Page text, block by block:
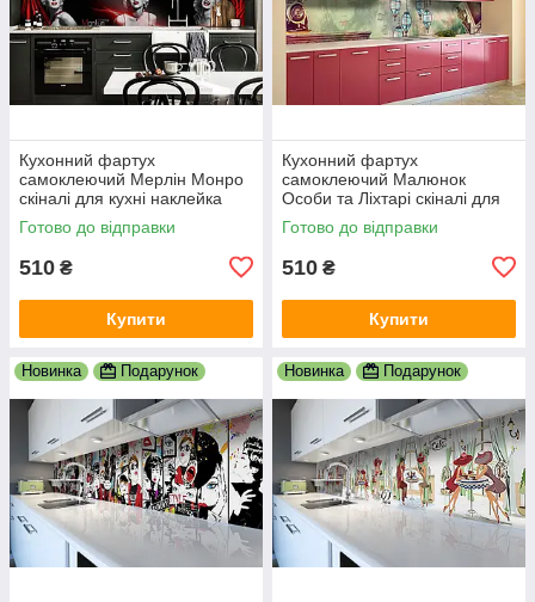
Кухонний фартух
самоклеючий Мерлін Монро
скіналі для кухні наклейка
ПВХ дівчина люди чорний
600х2000 мм
Готово до відправки
510 ₴
Купити
Кухонний фартух
самоклеючий Малюнок
Особи та Ліхтарі скіналі для
кухні наклейка ПВХ люди
зелений 600х2000 мм
Готово до відправки
510 ₴
Купити
Новинка Подарунок Новинка Подарунок